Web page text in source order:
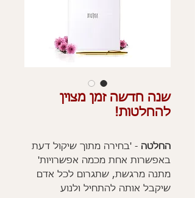
שנה חדשה זמן מצוין
להחלטות!
החלטה - 'בחירה מתוך שיקול דעת
באפשרות אחת מכמה אפשרויות'
מתנה מרגשת, שתגרום לכל אדם
שיקבל אותה להתחיל ולנוע